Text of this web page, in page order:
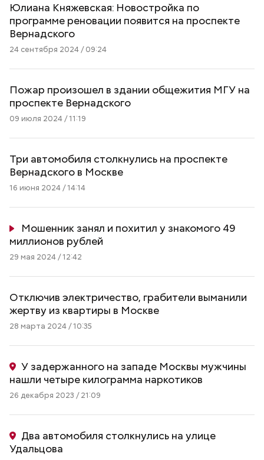
Юлиана Княжевская: Новостройка по
программе реновации появится на проспекте
Вернадского
24 сентября 2024 / 09:24
Пожар произошел в здании общежития МГУ на
проспекте Вернадского
09 июля 2024 / 11:19
Три автомобиля столкнулись на проспекте
Вернадского в Москве
16 июня 2024 / 14:14
Мошенник занял и похитил у знакомого 49
миллионов рублей
29 мая 2024 / 12:42
Отключив электричество, грабители выманили
жертву из квартиры в Москве
28 марта 2024 / 10:35
У задержанного на западе Москвы мужчины
нашли четыре килограмма наркотиков
26 декабря 2023 / 21:09
Два автомобиля столкнулись на улице
Удальцова